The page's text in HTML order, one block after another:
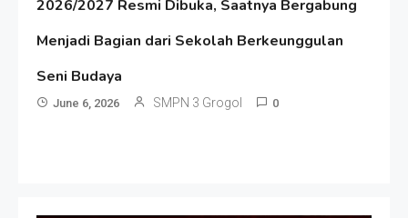
2026/2027 Resmi Dibuka, Saatnya Bergabung
Menjadi Bagian dari Sekolah Berkeunggulan
Seni Budaya
June 6, 2026 SMPN 3 Grogol 0